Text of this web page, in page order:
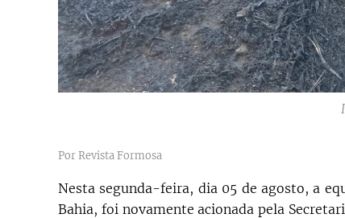
Por Revista Formosa
Nesta segunda-feira, dia 05 de agosto, a
Bahia, foi novamente acionada pela